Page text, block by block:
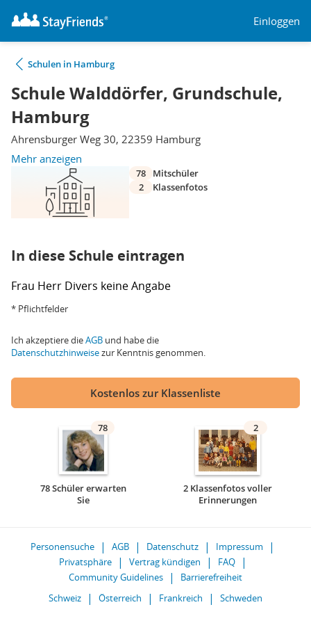
Einloggen
Schulen in Hamburg
Schule Walddörfer, Grundschule,
Hamburg
Ahrensburger Weg 30, 22359 Hamburg
Mehr anzeigen
78
Mitschüler
2
Klassenfotos
In diese Schule eintragen
Frau Herr Divers keine Angabe
* Pflichtfelder
Ich akzeptiere dieAGB und habe die
Datenschutzhinweisezur Kenntnis genommen.
Kostenlos zur Klassenliste
78
78 Schüler erwarten
Sie
2
2 Klassenfotos voller
Erinnerungen
Personensuche AGB Datenschutz
Impressum
Privatsphäre
Vertrag kündigen
FAQ
Community Guidelines
Barrierefreiheit
Schweiz
Österreich Frankreich Schweden